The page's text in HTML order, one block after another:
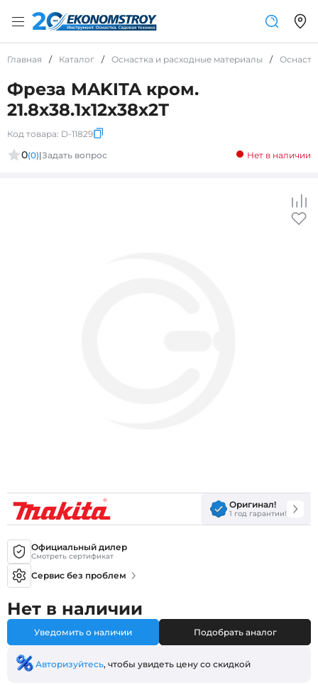
Главная / Каталог / Оснастка и расходные материалы /
Фреза MAKITA кром.
21.8х38.1х12х38х2Т
Код товара: D-11829
0(0)|Задать вопрос Нет в наличии
Оригинал!
1 год гарантии!
Официальный дилер
Смотреть сертификат
Сервис без проблем
Нет в наличии
Уведомить о наличии Подобрать аналог
Авторизуйтесь, чтобы увидеть цену со скидкой